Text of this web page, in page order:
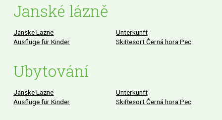
Janské lázně
Janske Lazne
Unterkunft
Ausflüge für Kinder
SkiResort Černá hora Pec
Ubytování
Janske Lazne
Unterkunft
Ausflüge für Kinder
SkiResort Černá hora Pec